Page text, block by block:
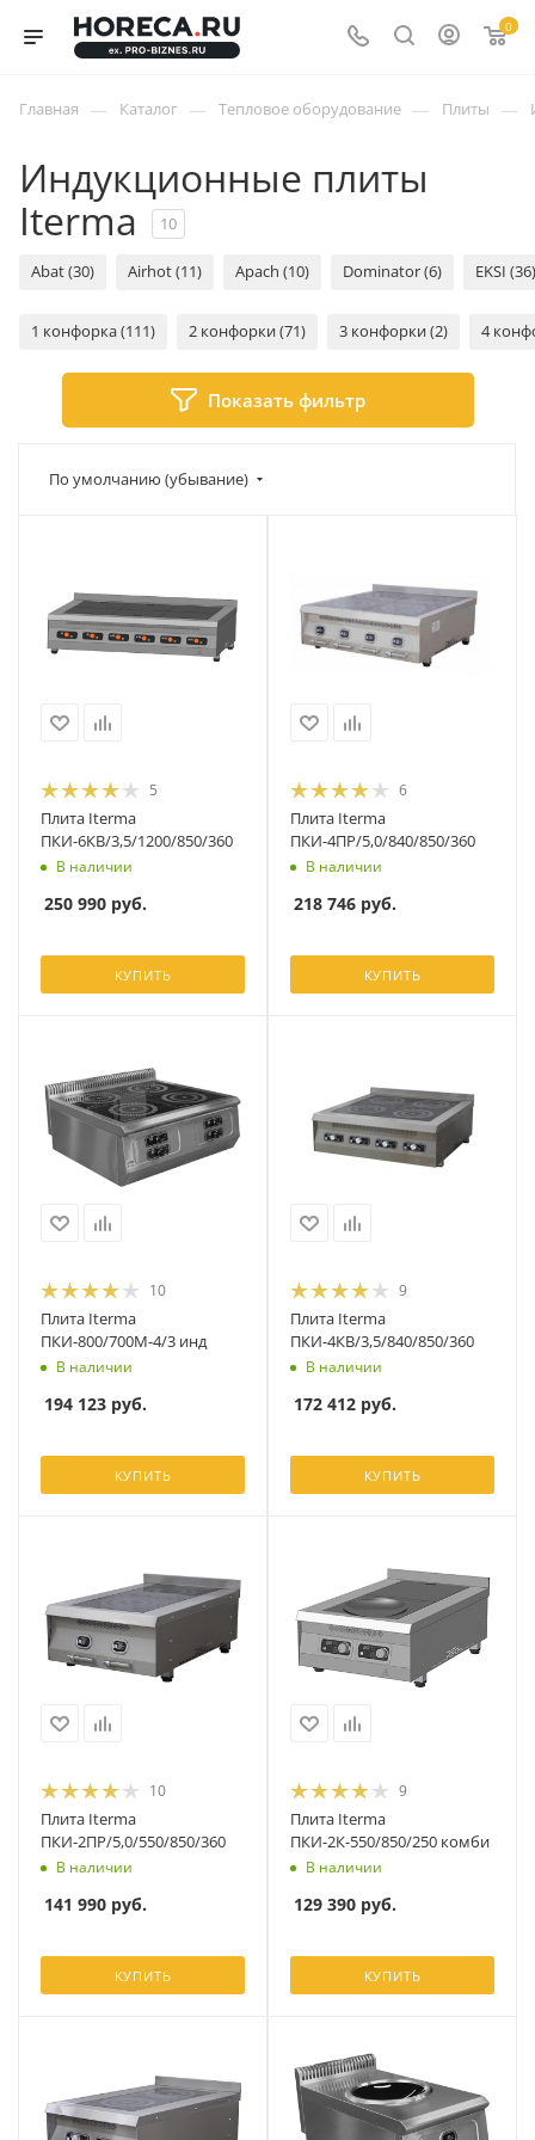
0
Главная — Каталог — Тепловое оборудование — Плиты —
Индукционные плиты
Iterma
10
Abat (30) Airhot (11) Apach (10) Dominator (6) EKSI (36)
1 конфорка (111) 2 конфорки (71) 3 конфорки (2) 4
Показать фильтр
По умолчанию (убывание)
5
Плита Iterma
ПКИ-6КВ/3,5/1200/850/360
В наличии
250 990 руб.
КУПИТЬ
6
Плита Iterma
ПКИ-4ПР/5,0/840/850/360
В наличии
218 746 руб.
КУПИТЬ
10
Плита Iterma
ПКИ-800/700М-4/3 инд
В наличии
194 123 руб.
КУПИТЬ
9
Плита Iterma
ПКИ-4КВ/3,5/840/850/360
В наличии
172 412 руб.
КУПИТЬ
10
Плита Iterma
ПКИ-2ПР/5,0/550/850/360
В наличии
141 990 руб.
КУПИТЬ
9
Плита Iterma
ПКИ-2К-550/850/250 комби
В наличии
129 390 руб.
КУПИТЬ